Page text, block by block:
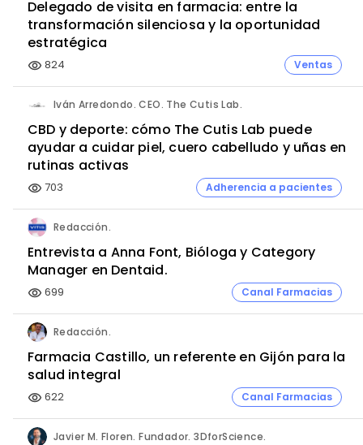
Delegado de visita en farmacia: entre la
transformación silenciosa y la oportunidad
estratégica
visibility 824 Ventas
Iván Arredondo. CEO. The Cutis Lab.
CBD y deporte: cómo The Cutis Lab puede
ayudar a cuidar piel, cuero cabelludo y uñas en
rutinas activas
visibility 703 Adherencia a pacientes
Redacción.
Entrevista a Anna Font, Bióloga y Category
Manager en Dentaid.
visibility 699 Canal Farmacias
Redacción.
Farmacia Castillo, un referente en Gijón para la
salud integral
visibility 622 Canal Farmacias
Javier M. Floren. Fundador. 3DforScience.